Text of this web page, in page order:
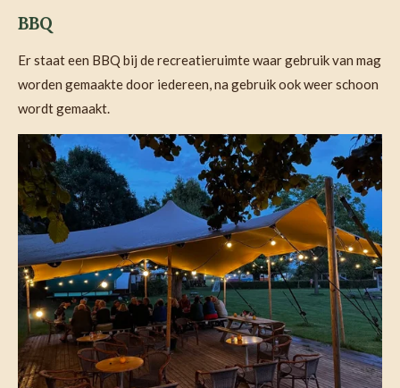
BBQ
Er staat een BBQ bij de recreatieruimte waar gebruik van mag
worden gemaakte door iedereen, na gebruik ook weer schoon
wordt gemaakt.